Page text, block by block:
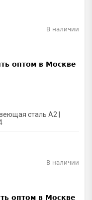
сталь A2 |
В наличии
В наличии